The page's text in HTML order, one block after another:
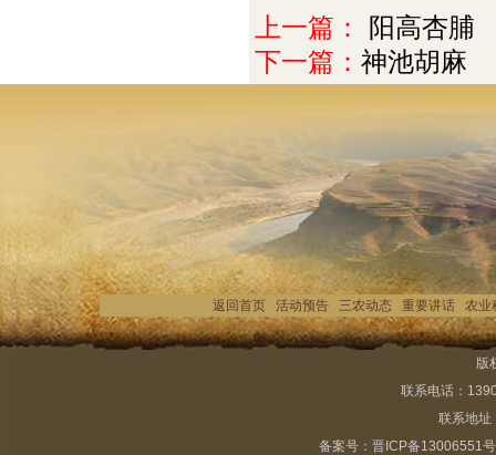
上一篇：
阳高杏脯
下一篇： 神池胡麻
返回首页 活动预告 三农动态 重要讲话 农业
版
联系电话：
联系地址
备案号： 晋ICP备13006551